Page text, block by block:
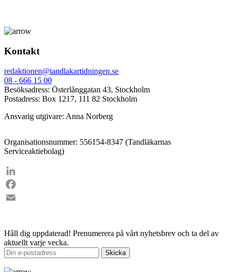
Kontakt
redaktionen@tandlakartidningen.se
08 - 666 15 00
Besöksadress: Österlånggatan 43, Stockholm
Postadress: Box 1217, 111 82 Stockholm
Ansvarig utgivare: Anna Norberg
Organisationsnummer: 556154-8347 (Tandläkarnas
Serviceaktiebolag)
LinkedIn
Facebook
Håll dig uppdaterad! Prenumerera på vårt nyhetsbrev och ta del av
aktuellt varje vecka.